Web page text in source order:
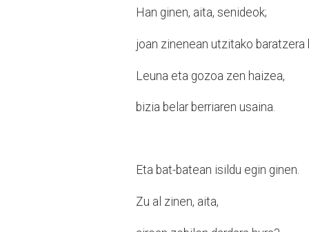
Han ginen, aita, senideok;
joan zinenean utzitako baratzera
Leuna eta gozoa zen haizea,
bizia belar berriaren usaina.
Eta bat-batean isildu egin ginen.
Zu al zinen, aita,